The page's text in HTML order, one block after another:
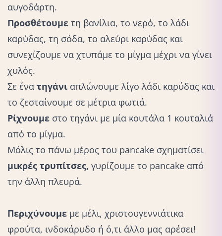
αυγοδάρτη.
Προσθέτουμε τη βανίλια, το νερό, το λάδι
καρύδας, τη σόδα, το αλεύρι καρύδας και
συνεχίζουμε να χτυπάμε το μίγμα μέχρι να γίνει
χυλός.
Σε ένα τηγάνι απλώνουμε λίγο λάδι καρύδας και
το ζεσταίνουμε σε μέτρια φωτιά.
Ρίχνουμε στο τηγάνι με μία κουτάλα 1 κουταλιά
από το μίγμα.
Μόλις το πάνω μέρος του pancake σχηματίσει
μικρές τρυπίτσες, γυρίζουμε το pancake από
την άλλη πλευρά.
Περιχύνουμε με μέλι, χριστουγεννιάτικα
φρούτα, ινδοκάρυδο ή ό,τι άλλο μας αρέσει!